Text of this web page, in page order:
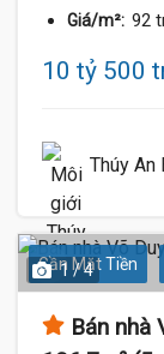
Giá/m²: 92
10 tỷ 500
Thúy An
Gần Mặt Tiền
1 / 4
Bán nhà